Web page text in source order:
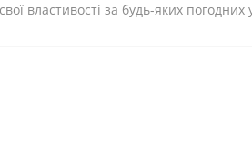
властивості за будь-яких погодних